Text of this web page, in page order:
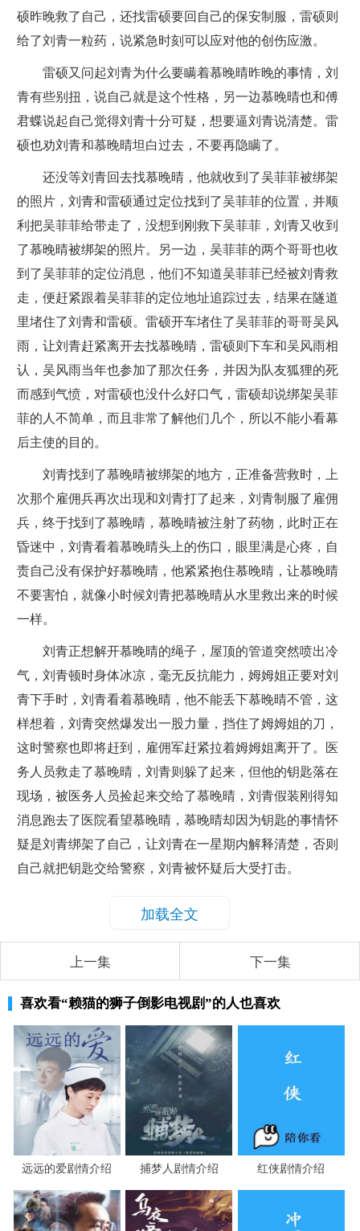
硕昨晚救了自己，还找雷硕要回自己的保安制服，雷硕则
给了刘青一粒药，说紧急时刻可以应对他的创伤应激。
雷硕又问起刘青为什么要瞒着慕晚晴昨晚的事情，刘
青有些别扭，说自己就是这个性格，另一边慕晚晴也和傅
君蝶说起自己觉得刘青十分可疑，想要逼刘青说清楚。雷
硕也劝刘青和慕晚晴坦白过去，不要再隐瞒了。
还没等刘青回去找慕晚晴，他就收到了吴菲菲被绑架
的照片，刘青和雷硕通过定位找到了吴菲菲的位置，并顺
利把吴菲菲给带走了，没想到刚救下吴菲菲，刘青又收到
了慕晚晴被绑架的照片。另一边，吴菲菲的两个哥哥也收
到了吴菲菲的定位消息，他们不知道吴菲菲已经被刘青救
走，便赶紧跟着吴菲菲的定位地址追踪过去，结果在隧道
里堵住了刘青和雷硕。雷硕开车堵住了吴菲菲的哥哥吴风
雨，让刘青赶紧离开去找慕晚晴，雷硕则下车和吴风雨相
认，吴风雨当年也参加了那次任务，并因为队友狐狸的死
而感到气愤，对雷硕也没什么好口气，雷硕却说绑架吴菲
菲的人不简单，而且非常了解他们几个，所以不能小看幕
后主使的目的。
刘青找到了慕晚晴被绑架的地方，正准备营救时，上
次那个雇佣兵再次出现和刘青打了起来，刘青制服了雇佣
兵，终于找到了慕晚晴，慕晚晴被注射了药物，此时正在
昏迷中，刘青看着慕晚晴头上的伤口，眼里满是心疼，自
责自己没有保护好慕晚晴，他紧紧抱住慕晚晴，让慕晚晴
不要害怕，就像小时候刘青把慕晚晴从水里救出来的时候
一样。
刘青正想解开慕晚晴的绳子，屋顶的管道突然喷出冷
气，刘青顿时身体冰凉，毫无反抗能力，姆姆姐正要对刘
青下手时，刘青看着慕晚晴，他不能丢下慕晚晴不管，这
样想着，刘青突然爆发出一股力量，挡住了姆姆姐的刀，
这时警察也即将赶到，雇佣军赶紧拉着姆姆姐离开了。医
务人员救走了慕晚晴，刘青则躲了起来，但他的钥匙落在
现场，被医务人员捡起来交给了慕晚晴，刘青假装刚得知
消息跑去了医院看望慕晚晴，慕晚晴却因为钥匙的事情怀
疑是刘青绑架了自己，让刘青在一星期内解释清楚，否则
自己就把钥匙交给警察，刘青被怀疑后大受打击。
加载全文
上一集 下一集
喜欢看“赖猫的狮子倒影电视剧”的人也喜欢
远远的爱剧情介绍 捕梦人剧情介绍 红侠剧情介绍